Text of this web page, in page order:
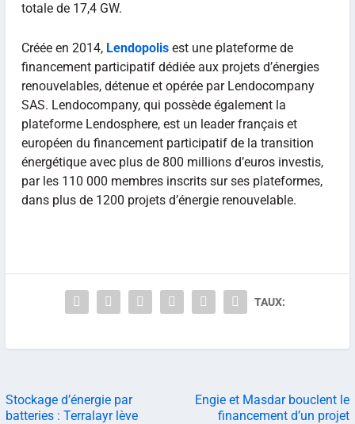
totale de 17,4 GW.
Créée en 2014, Lendopolis est une plateforme de
financement participatif dédiée aux projets d’énergies
renouvelables, détenue et opérée par Lendocompany
SAS. Lendocompany, qui possède également la
plateforme Lendosphere, est un leader français et
européen du financement participatif de la transition
énergétique avec plus de 800 millions d’euros investis,
par les 110 000 membres inscrits sur ses plateformes,
dans plus de 1200 projets d’énergie renouvelable.
TAUX:
Stockage d’énergie par
batteries : Terralayr lève
Engie et Masdar bouclent le
financement d’un projet